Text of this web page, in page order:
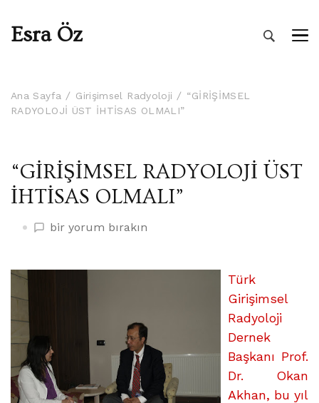
Esra Öz
Ana Sayfa Girişimsel Radyoloji
“GİRİŞİMSEL
RADYOLOJİ ÜST İHTİSAS OLMALI”
“GİRİŞİMSEL RADYOLOJİ ÜST
İHTİSAS OLMALI”
“GİRİŞİMSEL
bir yorum bırakın
Türk
Girişimsel
Radyoloji
Dernek
Başkanı Prof.
Dr. Okan
Akhan, bu yıl